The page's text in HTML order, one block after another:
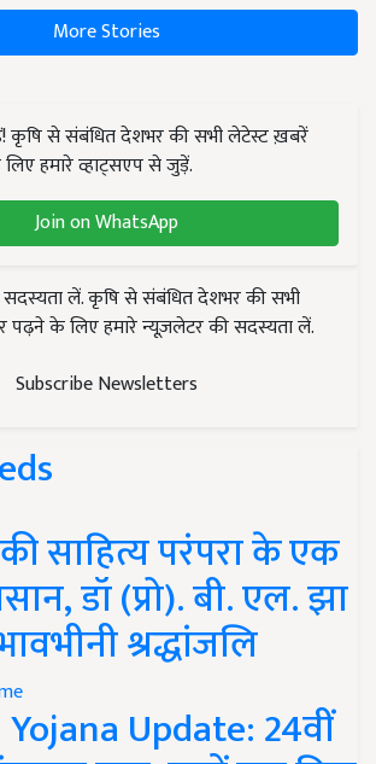
More Stories
कृषि से संबंधित देशभर की सभी लेटेस्ट ख़बरें
हमारे व्हाट्सएप से जुड़ें.
Join on WhatsApp
सदस्यता लें. कृषि से संबंधित देशभर की सभी
के लिए हमारे न्यूज़लेटर की सदस्यता लें.
Subscribe Newsletters
साहित्य परंपरा के एक
डॉ (प्रो). बी. एल. झा
श्रद्धांजलि
Update: 24वीं